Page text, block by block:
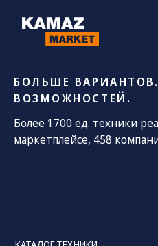
БОЛЬШЕ
ВОЗМОЖНОСТЕЙ.
Более 1700 ед. техники
маркетплейсе, 458